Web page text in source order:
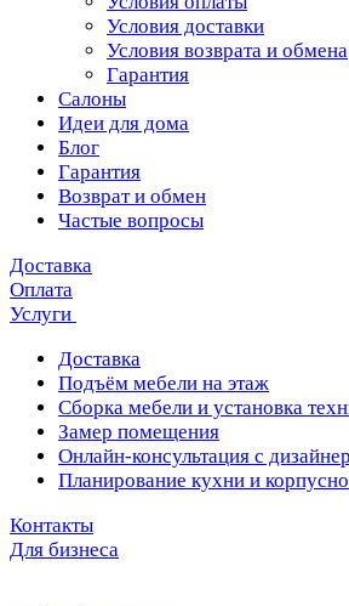
Условия доставки
Условия возврата и обмена
Гарантия
Салоны
Идеи для дома
Блог
Гарантия
Возврат и обмен
Частые вопросы
Доставка
Оплата
Услуги
Доставка
Подъём мебели на этаж
Сборка мебели и установка
Замер помещения
Онлайн-консультация с
Планирование кухни и
Контакты
Для бизнеса